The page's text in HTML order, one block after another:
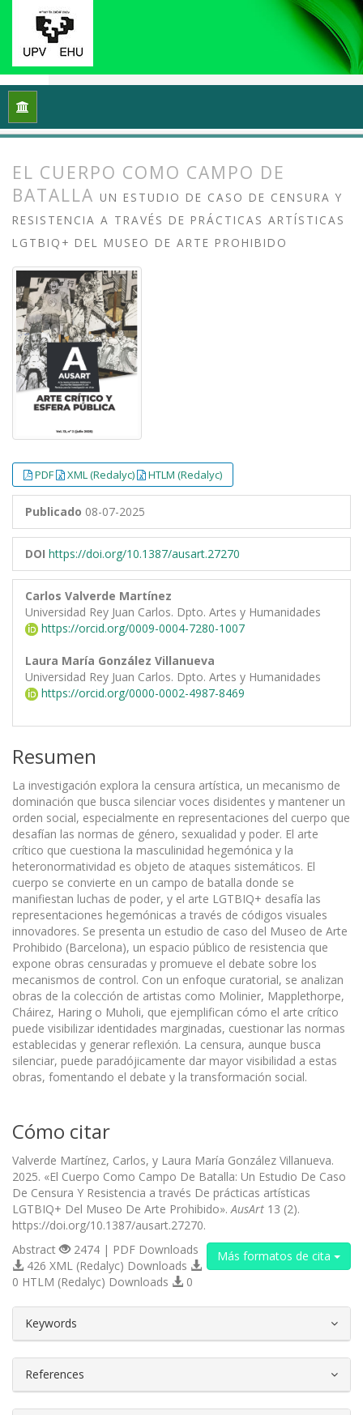
Inicio
EL CUERPO COMO CAMPO DE
BATALLA UN ESTUDIO DE CASO DE CENSURA Y
RESISTENCIA A TRAVÉS DE PRÁCTICAS ARTÍSTICAS
LGTBIQ+ DEL MUSEO DE ARTE PROHIBIDO
PDF XML (Redalyc) HTLM (Redalyc)
Publicado 08-07-2025
DOI https://doi.org/10.1387/ausart.27270
Carlos Valverde Martínez
Universidad Rey Juan Carlos. Dpto. Artes y Humanidades
https://orcid.org/0009-0004-7280-1007
Laura María González Villanueva
Universidad Rey Juan Carlos. Dpto. Artes y Humanidades
https://orcid.org/0000-0002-4987-8469
Resumen
La investigación explora la censura artística, un mecanismo de
dominación que busca silenciar voces disidentes y mantener un
orden social, especialmente en representaciones del cuerpo que
desafían las normas de género, sexualidad y poder. El arte
crítico que cuestiona la masculinidad hegemónica y la
heteronormatividad es objeto de ataques sistemáticos. El
cuerpo se convierte en un campo de batalla donde se
manifiestan luchas de poder, y el arte LGTBIQ+ desafía las
representaciones hegemónicas a través de códigos visuales
innovadores. Se presenta un estudio de caso del Museo de Arte
Prohibido (Barcelona), un espacio público de resistencia que
expone obras censuradas y promueve el debate sobre los
mecanismos de control. Con un enfoque curatorial, se analizan
obras de la colección de artistas como Molinier, Mapplethorpe,
Cháirez, Haring o Muholi, que ejemplifican cómo el arte crítico
puede visibilizar identidades marginadas, cuestionar las normas
establecidas y generar reflexión. La censura, aunque busca
silenciar, puede paradójicamente dar mayor visibilidad a estas
obras, fomentando el debate y la transformación social.
Cómo citar
Valverde Martínez, Carlos, y Laura María González Villanueva.
2025. «El Cuerpo Como Campo De Batalla: Un Estudio De Caso
De Censura Y Resistencia a través De prácticas artísticas
LGTBIQ+ Del Museo De Arte Prohibido». AusArt 13 (2).
https://doi.org/10.1387/ausart.27270.
Más formatos de cita
Abstract
2474 | PDF Downloads
426 XML (Redalyc) Downloads
0 HTLM (Redalyc) Downloads
0
Keywords
References